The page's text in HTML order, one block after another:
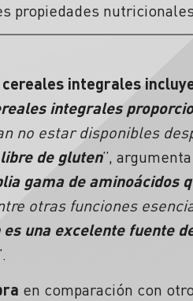
propiedades
integrales
integrales
no estar disponibles
de gluten”,
gama de aminoácidos
otras funciones
una excelente fuente
en comparación con